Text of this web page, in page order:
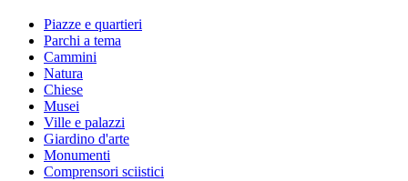
Piazze e quartieri
Parchi a tema
Cammini
Natura
Chiese
Musei
Ville e palazzi
Giardino d'arte
Monumenti
Comprensori sciistici